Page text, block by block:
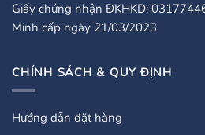
Giấy chứng nhận ĐKHKD:
Minh cấp ngày 21/03/2023
CHÍNH SÁCH & QUY ĐỊNH
Hướng dẫn đặt hàng